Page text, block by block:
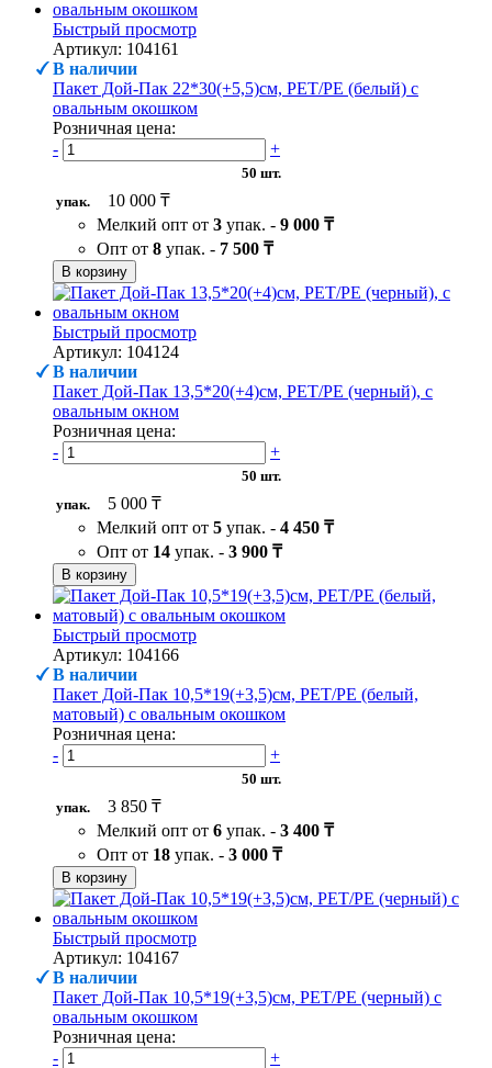
Быстрый просмотр
Артикул: 104161
В наличии
Пакет Дой-Пак 22*30(+5,5)см, PET/PE (белый) с
овальным окошком
Розничная цена:
-
+
50 шт.
упак.
10 000 ₸
Мелкий опт от 3 упак. - 9 000 ₸
Опт от 8 упак. - 7 500 ₸
В корзину
Быстрый просмотр
Артикул: 104124
В наличии
Пакет Дой-Пак 13,5*20(+4)см, PET/PE (черный), с
овальным окном
Розничная цена:
-
+
50 шт.
упак.
5 000 ₸
Мелкий опт от 5 упак. - 4 450 ₸
Опт от 14 упак. - 3 900 ₸
В корзину
Быстрый просмотр
Артикул: 104166
В наличии
Пакет Дой-Пак 10,5*19(+3,5)см, PET/PE (белый,
матовый) с овальным окошком
Розничная цена:
-
+
50 шт.
упак.
3 850 ₸
Мелкий опт от 6 упак. - 3 400 ₸
Опт от 18 упак. - 3 000 ₸
В корзину
Быстрый просмотр
Артикул: 104167
В наличии
Пакет Дой-Пак 10,5*19(+3,5)см, PET/PE (черный) с
овальным окошком
Розничная цена:
-
+